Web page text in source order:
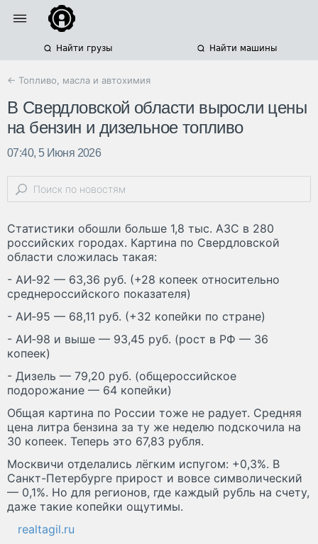
Найти грузы Найти машины
← Топливо, масла и автохимия
В Свердловской области выросли цены
на бензин и дизельное топливо
07:40, 5 Июня 2026
Статистики обошли больше 1,8 тыс. АЗС в 280
российских городах. Картина по Свердловской
области сложилась такая:
- АИ‑92 — 63,36 руб. (+28 копеек относительно
среднероссийского показателя)
- АИ‑95 — 68,11 руб. (+32 копейки по стране)
- АИ‑98 и выше — 93,45 руб. (рост в РФ — 36
копеек)
- Дизель — 79,20 руб. (общероссийское
подорожание — 64 копейки)
Общая картина по России тоже не радует. Средняя
цена литра бензина за ту же неделю подскочила на
30 копеек. Теперь это 67,83 рубля.
Москвичи отделались лёгким испугом: +0,3%. В
Санкт-Петербурге прирост и вовсе символический
— 0,1%. Но для регионов, где каждый рубль на счету,
даже такие копейки ощутимы.
realtagil.ru